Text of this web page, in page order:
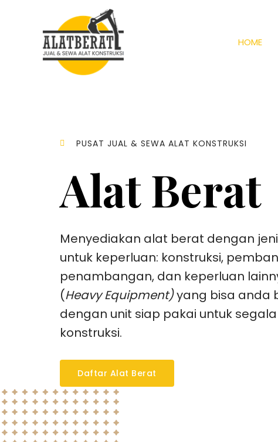
HOME
PUSAT JUAL & SEWA ALAT KONSTRUKSI
Alat Berat
Menyediakan alat berat dengan
untuk keperluan: konstruksi,
penambangan, dan keperluan
(Heavy Equipment)yang bisa anda
dengan unit siap pakai untuk
konstruksi.
Daftar Alat Berat